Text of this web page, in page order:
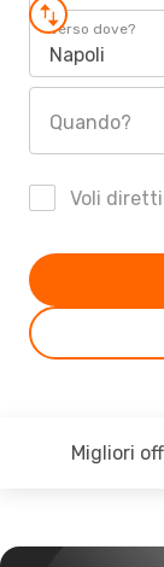
Verso dove?
Napoli
Quando?
Voli diretti
Migliori